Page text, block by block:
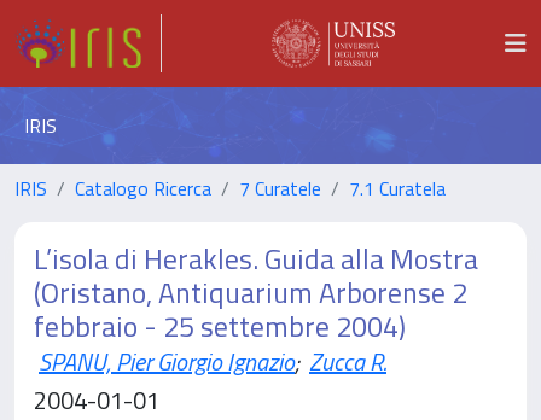
IRIS
IRIS Catalogo Ricerca 7 Curatele 7.1 Curatela
L’isola di Herakles. Guida alla Mostra
(Oristano, Antiquarium Arborense 2
febbraio - 25 settembre 2004)
SPANU, Pier Giorgio Ignazio; Zucca R.
2004-01-01